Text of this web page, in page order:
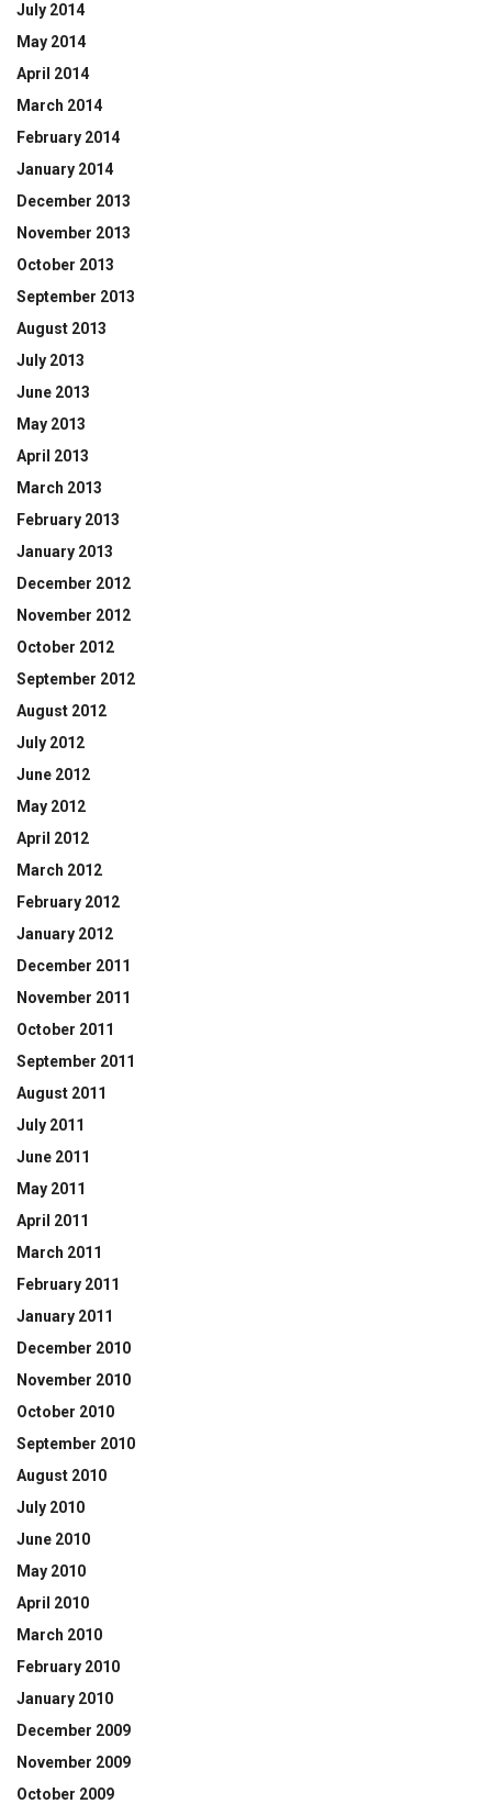
July 2014
May 2014
April 2014
March 2014
February 2014
January 2014
December 2013
November 2013
October 2013
September 2013
August 2013
July 2013
June 2013
May 2013
April 2013
March 2013
February 2013
January 2013
December 2012
November 2012
October 2012
September 2012
August 2012
July 2012
June 2012
May 2012
April 2012
March 2012
February 2012
January 2012
December 2011
November 2011
October 2011
September 2011
August 2011
July 2011
June 2011
May 2011
April 2011
March 2011
February 2011
January 2011
December 2010
November 2010
October 2010
September 2010
August 2010
July 2010
June 2010
May 2010
April 2010
March 2010
February 2010
January 2010
December 2009
November 2009
October 2009